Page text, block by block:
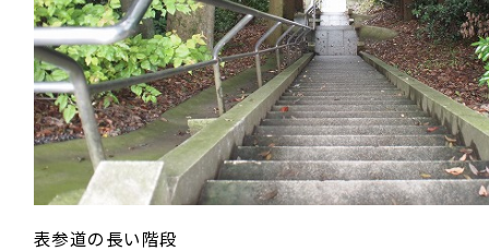
表参道の長い階段